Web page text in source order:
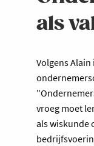
als
Volgens
vroeg moet
als wiskunde